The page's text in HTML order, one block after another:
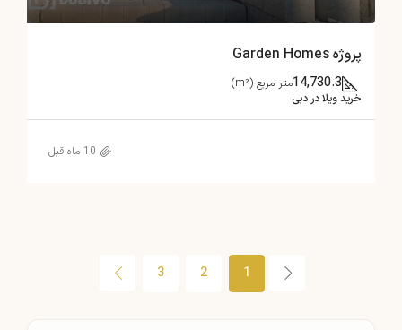
پروژه Garden Homes
14,730.3متر مربع (m²)
خرید ویلا در دبی
10 ماه قبل
1
2
3